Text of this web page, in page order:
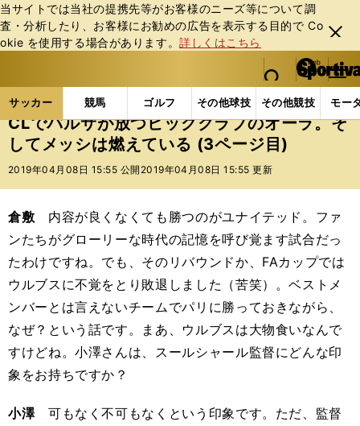
当サイトでは当社の提携先等がお客様のニーズ等について調
査・分析したり、お客様にお勧めの広告を表⽰する⽬的で Co
okie を使⽤する場合があります。詳しくはこちら
閉じ
る
web Sportiva (webスポルティーバ)
検索
マイペ
ー
ジ
メニュ
サッカー 競馬 ゴルフ その他球技 その他競技 モー
ス
ポ
ル
バ
サッカーの記事一覧 海外サッカー 海外サッカー
CLでバルサが放つビッグクラブのオーラ。そ
してメッシは燃えている (3ページ目)
2019年04月08日 15:55 公開 2019年04月08日 15:55 更新
倉敷 内容が良くなくても勝つのがユナイテッド。ファ
ンたちがグローリーな時代の記憶を呼び覚ます試合だっ
たわけですね。でも、そのリバウンドか、FAカップでは
ウルブスに不覚をとり敗退しました（苦笑）。ベストメ
ンバーとは言えないチームでパリに勝っておきながら、
なぜ？という話です。まあ、ウルブスは大物食いなんで
すけどね。小澤さんは、スールシャール監督にどんな印
象をお持ちですか？
小澤可もなく不可もなくという印象です。ただ、監督